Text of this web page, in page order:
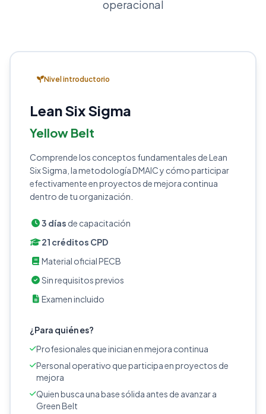
operacional
Nivel introductorio
Lean Six Sigma
Yellow Belt
Comprende los conceptos fundamentales de Lean
Six Sigma, la metodología DMAIC y cómo participar
efectivamente en proyectos de mejora continua
dentro de tu organización.
3 días de capacitación
21 créditos CPD
Material oficial PECB
Sin requisitos previos
Examen incluido
¿Para quién es?
Profesionales que inician en mejora continua
Personal operativo que participa en proyectos de
mejora
Quien busca una base sólida antes de avanzar a
Green Belt